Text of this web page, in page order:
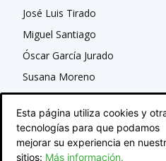
José Luis Tirado
Miguel Santiago
Óscar García Jurado
Susana Moreno
Esta página utiliza cookies y
tecnologías para que podamos
mejorar su experiencia en
sitios: Más información.